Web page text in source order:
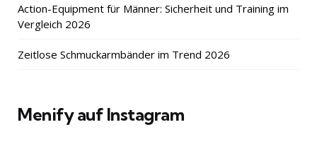
Action-Equipment für Männer: Sicherheit und Training im
Vergleich 2026
Zeitlose Schmuckarmbänder im Trend 2026
Menify auf Instagram